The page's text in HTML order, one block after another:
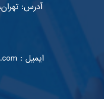
آدرس:
ایمیل : Info@BetonAbzar.com